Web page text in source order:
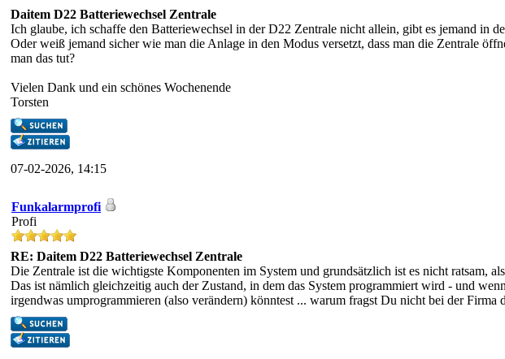
Daitem D22 Batteriewechsel Zentrale
Ich glaube, ich schaffe den Batteriewechsel in der D22 Zentrale nicht allein, gibt es jemand in
Oder weiß jemand sicher wie man die Anlage in den Modus versetzt, dass man die Zentrale
man das tut?
Vielen Dank und ein schönes Wochenende
Torsten
07-02-2026, 14:15
Funkalarmprofi
Profi
RE: Daitem D22 Batteriewechsel Zentrale
Die Zentrale ist die wichtigste Komponenten im System und grundsätzlich ist es nicht ratsam,
Das ist nämlich gleichzeitig auch der Zustand, in dem das System programmiert wird - und
irgendwas umprogrammieren (also verändern) könntest ... warum fragst Du nicht bei der Firma